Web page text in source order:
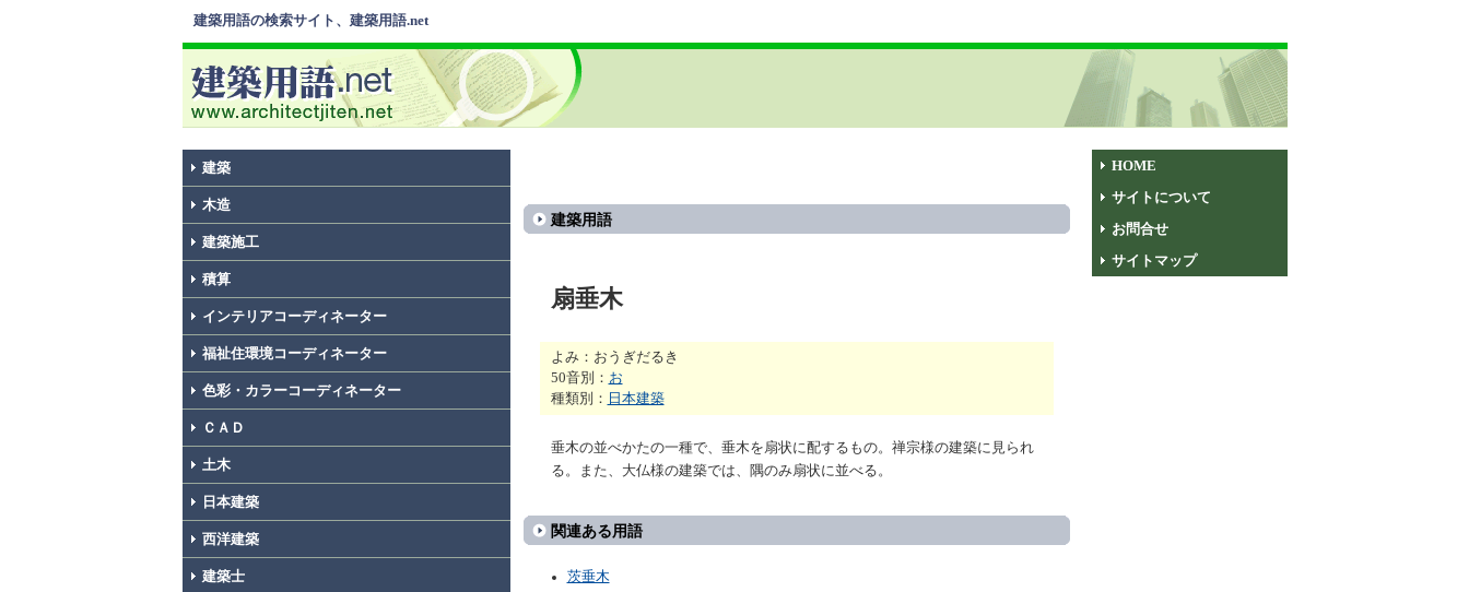
建築用語の検索サイト、建築用語.net
建築
木造
建築施工
積算
インテリアコーディネーター
福祉住環境コーディネーター
色彩・カラーコーディネーター
ＣＡＤ
土木
日本建築
西洋建築
建築士
建築用語
扇垂木
よみ：おうぎだるき
50音別： お
種類別： 日本建築
垂木の並べかたの一種で、垂木を扇状に配するもの。禅宗様の建築に見られ
る。また、大仏様の建築では、隅のみ扇状に並べる。
関連ある用語
茨垂木
HOME
サイトについて
お問合せ
サイトマップ